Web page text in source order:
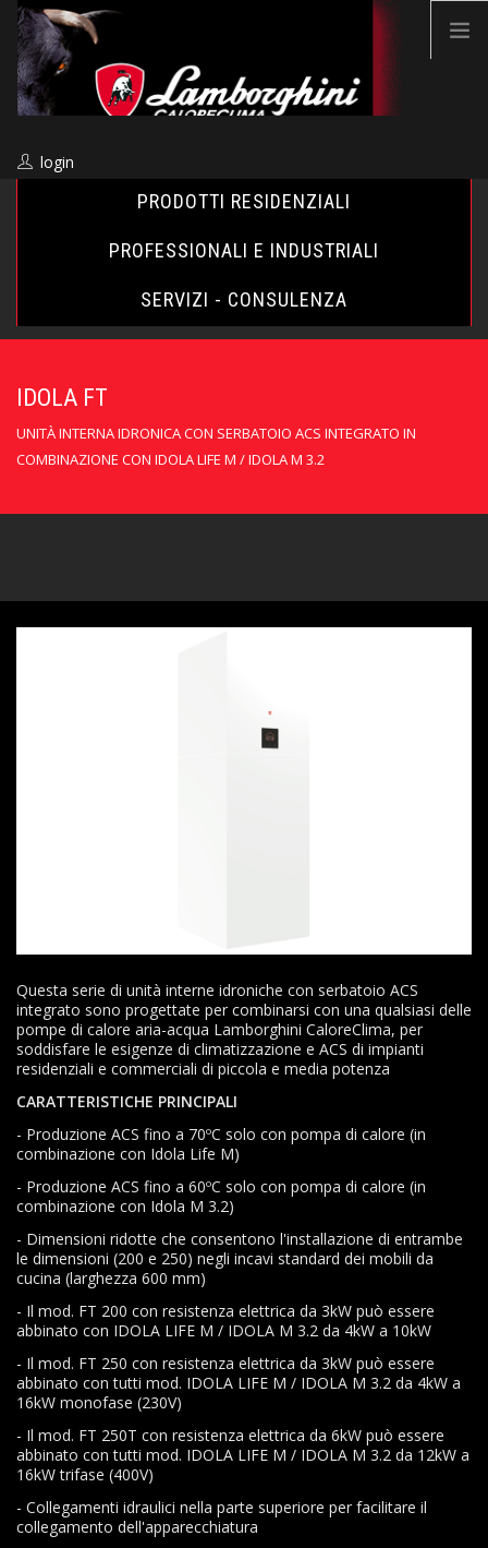
login
IT
AZIENDA
NEWS
PRODOTTI RESIDENZIALI
PROFESSIONALI E INDUSTRIALI
SERVIZI - CONSULENZA
IDOLA FT
UNITÀ INTERNA IDRONICA CON SERBATOIO ACS INTEGRATO IN
COMBINAZIONE CON IDOLA LIFE M / IDOLA M 3.2
Questa serie di unità interne idroniche con serbatoio ACS
integrato sono progettate per combinarsi con una qualsiasi delle
pompe di calore aria-acqua Lamborghini CaloreClima, per
soddisfare le esigenze di climatizzazione e ACS di impianti
residenziali e commerciali di piccola e media potenza
CARATTERISTICHE PRINCIPALI
- Produzione ACS fino a 70ºC solo con pompa di calore (in
combinazione con Idola Life M)
- Produzione ACS fino a 60ºC solo con pompa di calore (in
combinazione con Idola M 3.2)
- Dimensioni ridotte che consentono l'installazione di entrambe
le dimensioni (200 e 250) negli incavi standard dei mobili da
cucina (larghezza 600 mm)
- Il mod. FT 200 con resistenza elettrica da 3kW può essere
abbinato con IDOLA LIFE M / IDOLA M 3.2 da 4kW a 10kW
- Il mod. FT 250 con resistenza elettrica da 3kW può essere
abbinato con tutti mod. IDOLA LIFE M / IDOLA M 3.2 da 4kW a
16kW monofase (230V)
- Il mod. FT 250T con resistenza elettrica da 6kW può essere
abbinato con tutti mod. IDOLA LIFE M / IDOLA M 3.2 da 12kW a
16kW trifase (400V)
- Collegamenti idraulici nella parte superiore per facilitare il
collegamento dell'apparecchiatura